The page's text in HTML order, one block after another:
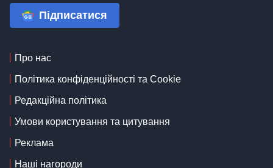
Підписатися
Про нас
Політика конфіденційності та Cookie
Редакційна політика
Умови користування та цитування
Реклама
Наші нагороди